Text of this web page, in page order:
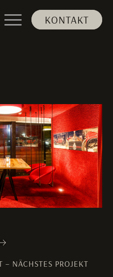
KONTAKT
– NÄCHSTES PROJEKT